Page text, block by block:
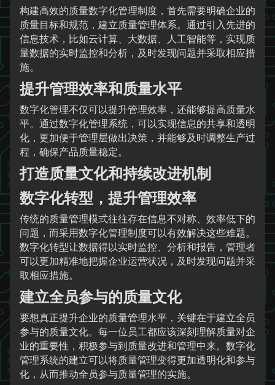
构建高效的质量数字化管理制度，首先需要明确企业的
质量目标和规范，建立质量管理体系。通过引入先进的
信息技术，比如云计算、大数据、人工智能等，实现质
量数据的实时监控和分析，及时发现问题并采取相应措
施。
提升管理效率和质量水平
数字化管理不仅可以提升管理效率，还能够提高质量水
平。通过数字化管理系统，可以实现信息的共享和透明
化，更加便于管理层做出决策，并能够及时调整生产过
程，确保产品质量稳定。
打造质量文化和持续改进机制
数字化转型，提升管理效率
传统的质量管理模式往往存在信息不对称、效率低下的
问题，而采用数字化管理制度可以有效解决这些难题。
数字化转型让数据得以实时监控、分析和报告，管理者
可以更加精准地把握企业运营状况，及时发现问题并采
取相应措施。
建立全员参与的质量文化
要想真正提升企业的质量管理水平，关键在于建立全员
参与的质量文化。每一位员工都应该深刻理解质量对企
业的重要性，积极参与到质量改进和管理中来。数字化
管理系统的建立可以将质量管理变得更加透明化和参与
化，从而推动全员参与质量管理的实施。